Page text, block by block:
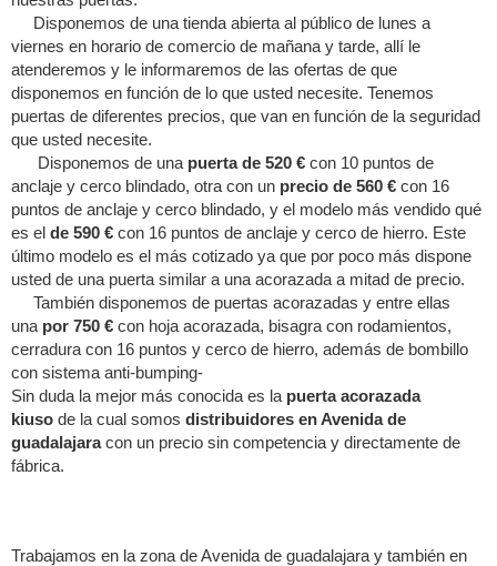
Disponemos de una tienda abierta al público de lunes a
viernes en horario de comercio de mañana y tarde, allí le
atenderemos y le informaremos de las ofertas de que
disponemos en función de lo que usted necesite. Tenemos
puertas de diferentes precios, que van en función de la seguridad
que usted necesite.
Disponemos de una puerta de 520 € con 10 puntos de
anclaje y cerco blindado, otra con un precio de 560 € con 16
puntos de anclaje y cerco blindado, y el modelo más vendido qué
es el de 590 € con 16 puntos de anclaje y cerco de hierro. Este
último modelo es el más cotizado ya que por poco más dispone
usted de una puerta similar a una acorazada a mitad de precio.
También disponemos de puertas acorazadas y entre ellas
una por 750 € con hoja acorazada, bisagra con rodamientos,
cerradura con 16 puntos y cerco de hierro, además de bombillo
con sistema anti-bumping-
Sin duda la mejor más conocida es la puerta acorazada
kiuso de la cual somos distribuidores en Avenida de
guadalajaracon un precio sin competencia y directamente de
fábrica.
Trabajamos en la zona de Avenida de guadalajara y también en